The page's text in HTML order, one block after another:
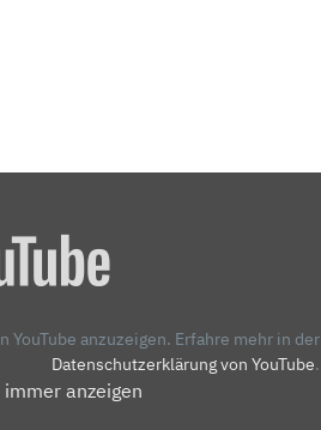
YouTube anzuzeigen. Erfahre mehr in der
Datenschutzerklärung von YouTube.
anzeigen